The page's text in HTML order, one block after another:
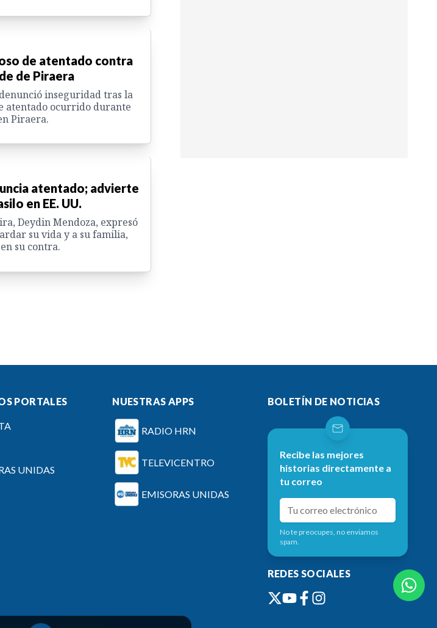
de atentado contra
de Piraera
inseguridad tras la
atentado ocurrido durante
Piraera.
atentado; advierte
en EE. UU.
Deydin Mendoza, expresó
su vida y a su familia,
su contra.
PORTALES
UNIDAS
NUESTRAS APPS
RADIO HRN
TELEVICENTRO
EMISORAS UNIDAS
BOLETÍN DE NOTICIAS
Recibe las mejores
historias directamente a
tu correo
No te preocupes, no enviamos
spam.
REDES SOCIALES